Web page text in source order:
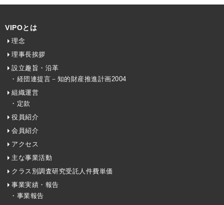
VIPOとは
理念
理事長挨拶
設立趣旨・沿革
・経団連提言－知的財産推進計画2004
組織運営
・定款
役員紹介
会員紹介
アクセス
主な事業活動
クラス別調査研究受託人件費単価
事業実績・報告
・事業報告